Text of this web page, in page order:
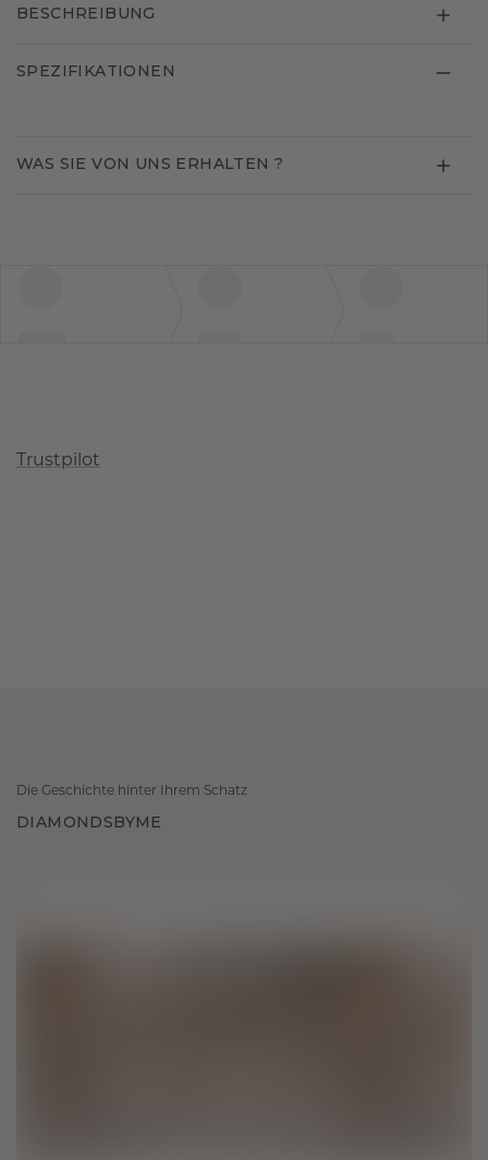
BESCHREIBUNG
SPEZIFIKATIONEN
WAS SIE VON UNS ERHALTEN ?
Trustpilot
Die Geschichte hinter Ihrem Schatz
DIAMONDSBYME